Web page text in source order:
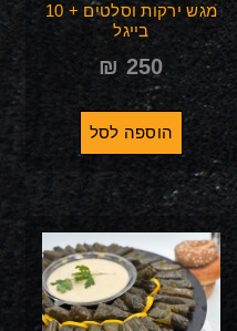
מגש ירקות וסלטים + 10
בייגל
₪ 250
הוספה לסל